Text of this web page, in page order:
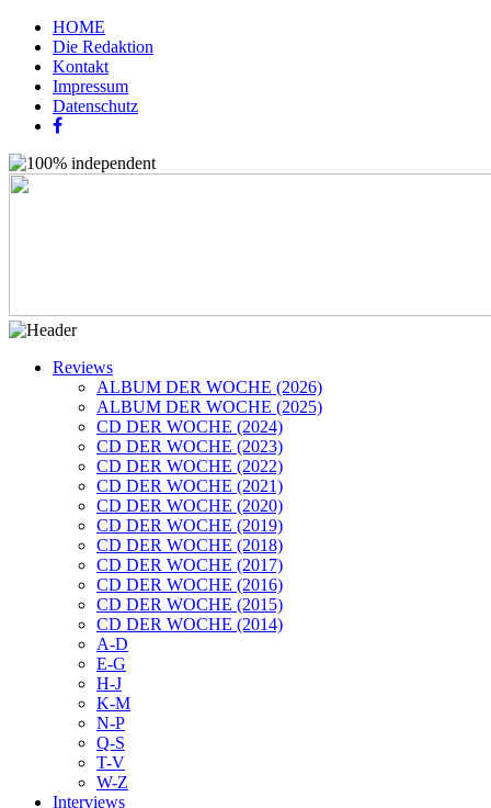
HOME
Die Redaktion
Kontakt
Impressum
Datenschutz
Reviews
ALBUM DER WOCHE (2026)
ALBUM DER WOCHE (2025)
CD DER WOCHE (2024)
CD DER WOCHE (2023)
CD DER WOCHE (2022)
CD DER WOCHE (2021)
CD DER WOCHE (2020)
CD DER WOCHE (2019)
CD DER WOCHE (2018)
CD DER WOCHE (2017)
CD DER WOCHE (2016)
CD DER WOCHE (2015)
CD DER WOCHE (2014)
A-D
E-G
H-J
K-M
N-P
Q-S
T-V
W-Z
Interviews